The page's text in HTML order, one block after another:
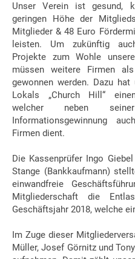
Unser Verein ist gesund,
geringen Höhe der
Mitglieder & 48 Euro
leisten. Um zukünftig
Projekte zum Wohle
müssen weitere Firmen
gewonnen werden. Dazu
Lokals „Church Hill“
welcher neben
Informationsgewinnung
Firmen dient.
Die Kassenprüfer Ingo
Stange (Bankkaufmann)
einwandfreie
Mitgliederschaft die
Geschäftsjahr 2018, welche
Im Zuge dieser
Müller, Josef Görnitz und